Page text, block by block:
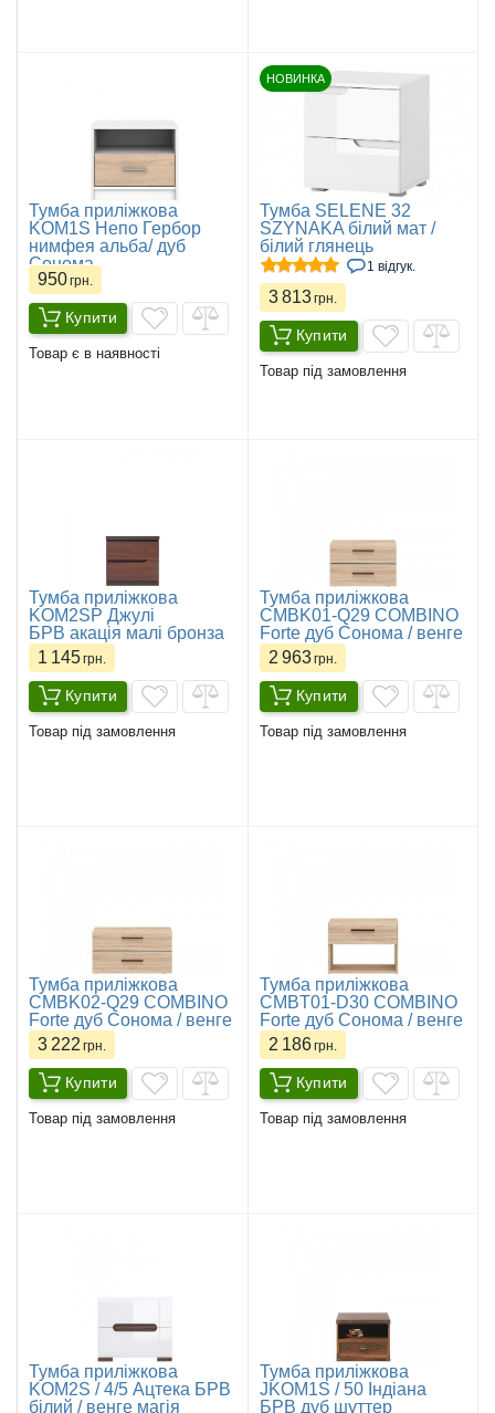
Тумба приліжкова
KOM1S Непо Гербор
нимфея альба/ дуб
Сонома
950грн.
Купити
Товар є в наявності
НОВИНКА
Тумба SELENE 32
SZYNAKA білий мат /
білий глянець
1 відгук.
3 813грн.
Купити
Товар під замовлення
​Тумба приліжкова
KOM2SР Джулі
БРВ акація малі бронза
1 145грн.
Купити
Товар під замовлення
Тумба приліжкова
CMBK01-Q29 COMBINO
Forte дуб Сонома / венге
2 963грн.
Купити
Товар під замовлення
Тумба приліжкова
CMBK02-Q29 COMBINO
Forte дуб Сонома / венге
3 222 грн.
Купити
Товар під замовлення
Тумба приліжкова
CMBT01-D30 COMBINO
Forte дуб Сонома / венге
2 186грн.
Купити
Товар під замовлення
​Тумба приліжкова
KOM2S / 4/5 Ацтека БРВ
білий / венге магія
Тумба приліжкова
JKOM1S / 50 Індіана
БРВ дуб шуттер